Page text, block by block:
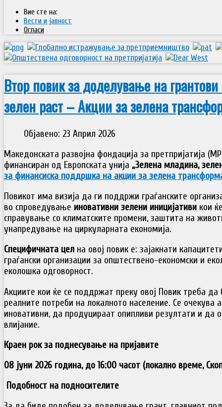
Вие сте на:
Вести и јавност
Огласи
Втор повик за доделување на
зелен раст – Акции за зелена
Објавено: 23 Април 2026
Македонската развојна фондација за претпријатија
финансиран од Европската унија „Зелена младина,
за финансиска поддршка на акции за зелена
Повикот има визија да ги поддржи граѓанските
во спроведување иновативни зелени иницијативи кои
справување со климатските промени, заштита на
унапредување на циркуларната економија.
Специфичната цел на овој повик е: зајакнати
граѓански организации за општествено-економски и
еколошка одговорност.
Акциите кои ќе се поддржат преку овој Повик треба да
реалните потреби на локалното население. Се очекува
иновативни, да продуцираат опипливи резултати и да
влијание.
Краен рок за поднесување на пријавите
08 јуни 2026 година, до 16:00 часот (локално време,
Подобност на подносителите